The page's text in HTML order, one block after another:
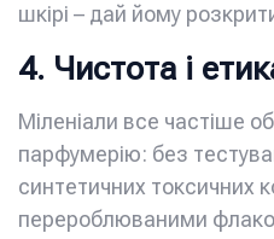
шкірі – дай йому
4. Чистота і
Міленіали все частіше
парфумерію: без
синтетичних токсичних
перероблюваними